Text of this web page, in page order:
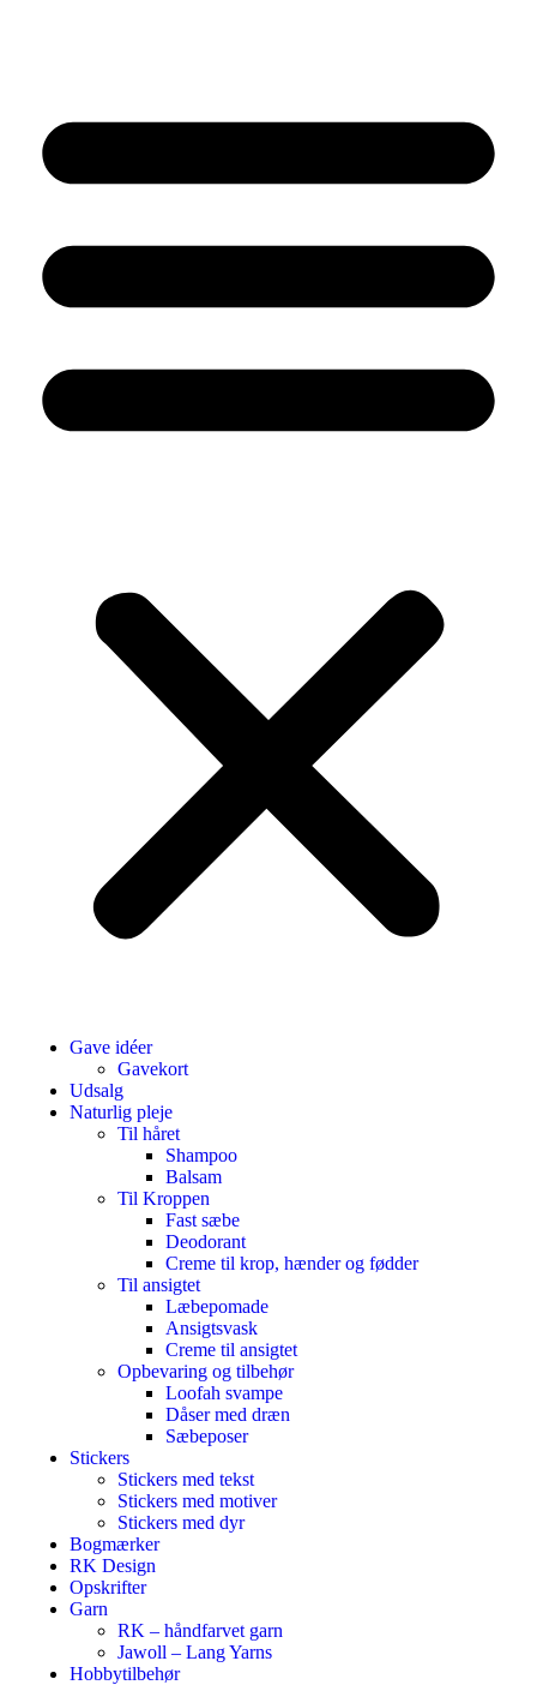
Gave idéer
Gavekort
Udsalg
Naturlig pleje
Til håret
Shampoo
Balsam
Til Kroppen
Fast sæbe
Deodorant
Creme til krop, hænder og fødder
Til ansigtet
Læbepomade
Ansigtsvask
Creme til ansigtet
Opbevaring og tilbehør
Loofah svampe
Dåser med dræn
Sæbeposer
Stickers
Stickers med tekst
Stickers med motiver
Stickers med dyr
Bogmærker
RK Design
Opskrifter
Garn
RK – håndfarvet garn
Jawoll – Lang Yarns
Hobbytilbehør